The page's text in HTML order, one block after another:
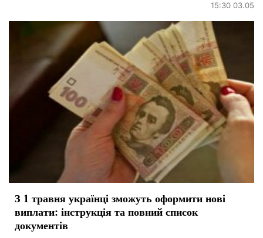
15:30 03.05
З 1 травня українці зможуть оформити нові
виплати: інструкція та повний список
документів